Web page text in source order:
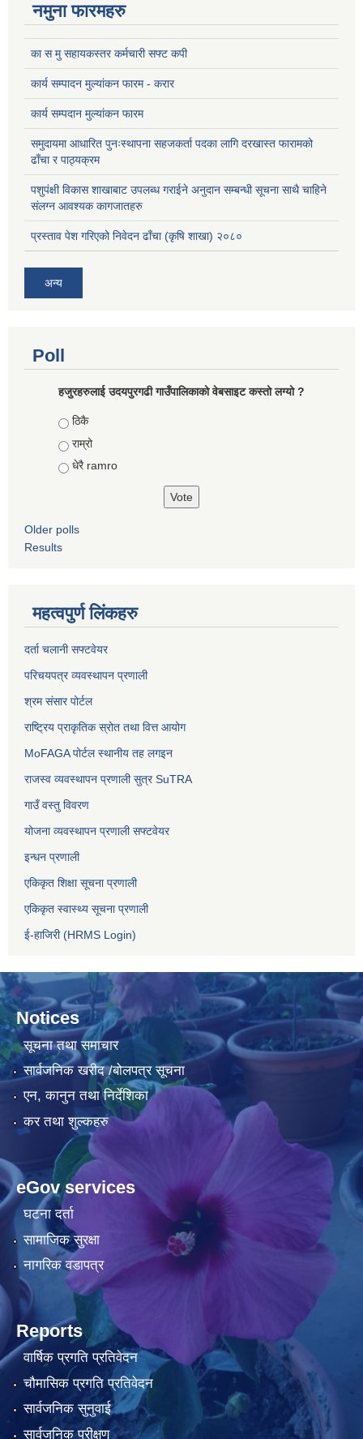
नमुना फारमहरु
का स मु सहायकस्तर कर्मचारी सफ्ट कपी
कार्य सम्पादन मुल्यांकन फारम - करार
कार्य सम्पदान मुल्यांकन फारम
समुदायमा आधारित पुनःस्थापना सहजकर्ता पदका लागि दरखास्त फारामको
ढाँचा र पाठ्यक्रम
पशुपंक्षी विकास शाखाबाट उपलब्ध गराईने अनुदान सम्बन्धी सूचना साथै चाहिने
संलग्न आवश्यक कागजातहरु
प्रस्ताव पेश गरिएको निवेदन ढाँचा (कृषि शाखा) २०८०
अन्य
Poll
हजुरहरुलाई उदयपुरगढी गाउँपालिकाको वेबसाइट कस्तो लग्यो ?
Choices
ठिकै
राम्रो
धेरै ramro
Older polls
Results
महत्वपुर्ण लिंकहरु
दर्ता चलानी सफ्टवेयर
परिचयपत्र व्यवस्थापन प्रणाली
श्रम संसार पोर्टल
राष्ट्रिय प्राकृतिक स्रोत तथा वित्त आयोग
MoFAGA पोर्टल स्थानीय तह लगइन
राजस्व व्यवस्थापन प्रणाली सुत्र SuTRA
गाउँ वस्तु विवरण
योजना व्यवस्थापन प्रणाली सफ्टवेयर
इन्धन प्रणाली
एकिकृत शिक्षा सूचना प्रणाली
एकिकृत स्वास्थ्य सूचना प्रणाली
ई-हाजिरी (HRMS Login)
Notices
सूचना तथा समाचार
सार्वजनिक खरीद /बोलपत्र सूचना
एन, कानुन तथा निर्देशिका
कर तथा शुल्कहरु
eGov services
घटना दर्ता
सामाजिक सुरक्षा
नागरिक वडापत्र
Reports
वार्षिक प्रगति प्रतिवेदन
चौमासिक प्रगति प्रतिवेदन
सार्वजनिक सुनुवाई
सार्वजनिक परीक्षण